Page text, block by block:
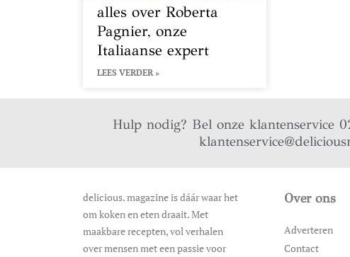
alles over Roberta
Pagnier, onze
Italiaanse expert
LEES VERDER »
Hulp nodig? Bel onze klantenservice
delicious. magazine is dáár waar het
om koken en eten draait. Met
maakbare recepten, vol verhalen
over mensen met een passie voor
Over ons
Adverteren
Contact